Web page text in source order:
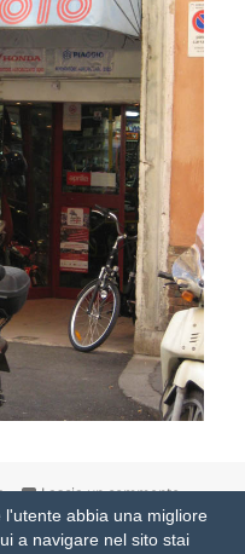
Lascia un commentosu con
abbia una migliore
a navigare nel sito stai